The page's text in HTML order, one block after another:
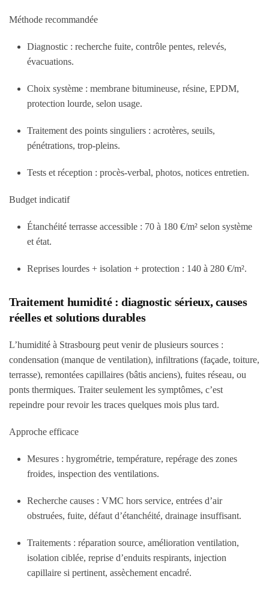
Méthode recommandée
Diagnostic : recherche fuite, contrôle pentes, relevés,
évacuations.
Choix système : membrane bitumineuse, résine, EPDM,
protection lourde, selon usage.
Traitement des points singuliers : acrotères, seuils,
pénétrations, trop-pleins.
Tests et réception : procès-verbal, photos, notices entretien.
Budget indicatif
Étanchéité terrasse accessible : 70 à 180 €/m² selon système
et état.
Reprises lourdes + isolation + protection : 140 à 280 €/m².
Traitement humidité : diagnostic sérieux, causes
réelles et solutions durables
L’humidité à Strasbourg peut venir de plusieurs sources :
condensation (manque de ventilation), infiltrations (façade, toiture,
terrasse), remontées capillaires (bâtis anciens), fuites réseau, ou
ponts thermiques. Traiter seulement les symptômes, c’est
repeindre pour revoir les traces quelques mois plus tard.
Approche efficace
Mesures : hygrométrie, température, repérage des zones
froides, inspection des ventilations.
Recherche causes : VMC hors service, entrées d’air
obstruées, fuite, défaut d’étanchéité, drainage insuffisant.
Traitements : réparation source, amélioration ventilation,
isolation ciblée, reprise d’enduits respirants, injection
capillaire si pertinent, assèchement encadré.